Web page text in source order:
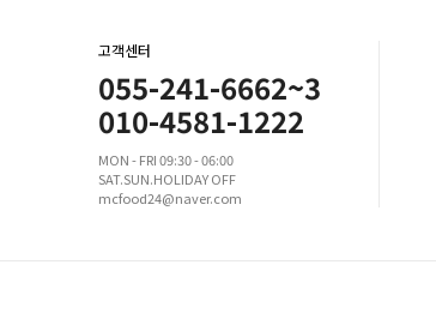
고객센터
055-241-6662~3
010-4581-1222
MON - FRI 09:30 - 06:00
SAT.SUN.HOLIDAY OFF
mcfood24@naver.com